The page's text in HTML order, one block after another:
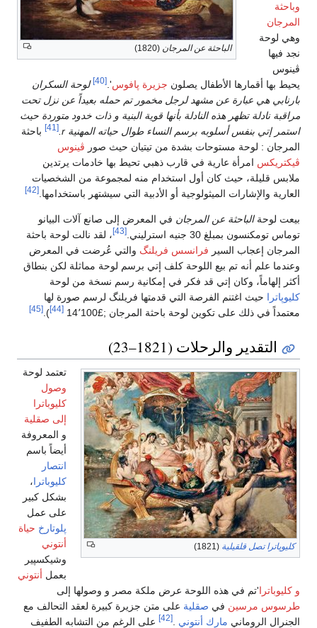
الباحثة عن المرجان (1820)
وباحثة
المرجان
وهي لوحة
نجد فيها
ڤينوس
يحيط بها أقمارها الأطفال يصلون جزيرة پافوس'.
[40]
لوحة السكران
بارنابي هي عبارة عن مشهد لرجل مخمور تم حمله بعيداً عن نزل تحت
مراقبة نادلة تظهر هذه النادلة بأنها قوية البنية و ذات خدود متوردة حيث
استمر إتي بنفس أسلوبه برسم النساء طوال حياته المهنية r.
[41]
باحثة
المرجان : لوحة مستوحات بشدة من تيتيان حيث صور ڤينوس
ڤيكتريكس امرأة عارية في قارب ذهبي تحيط بها خادمات يرتدين
ملابس قليلة، حيث كان أول استخدام منه لمجموعة من الشخصيات
العارية والإشارات الميثولوجية أو الأدبية التي سيشتهر باستخدامها. [42]
بيعت لوحةالباحثة عن المرجان في المعرض إلى صانع آلات البيانو
توماس تومكنسون بمبلغ 30 جنيه استرليني.
[43]
، لقد نالت لوحة باحثة
المرجان إعجاب السير فرانسس فريلنگ والتي عُرضت في المعرض
وعندما علم أنه تم بيع اللوحة كلف إتي برسم لوحة مماثلة لكن بنطاق
أكثر إلهاماً، وكان إتي قد فكر في إمكانية رسم نسخة من لوحة
كليوپاترا حيث اغتنم الفرصة التي قدمتها فريلنگ لرسم صورة لها
معتمداً في ذلك على تكوين لوحة باحثة المرجان ;£14٬100
[44]
).
[45]
التقدير والرحلات (1821–23)
كليوپاترا تصل قلقيلية (1821)
تعتمد لوحة
وصول
كليوباترا
إلى صقلية
و المعروفة
أيضاً باسم
انتصار
كليوباترا،
بشكل كبير
على عمل
پلوتارخ حياة
أنتوني
وشيكسپير
بعمل أنتوني
و كليوباترا'تم في هذه اللوحة عرض ملكة مصر و وصولها إلى
طرسوس مرسين في صقلية على متن جزيرة كبيرة لعقد التحالف مع
الجنرال الروماني مارك أنتوني .
[42]
على الرغم من التشابه الطفيف